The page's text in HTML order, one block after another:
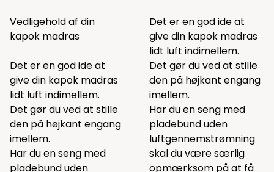
Vedligehold af din
kapok madras
Det er en god ide at
give din kapok madras
lidt luft indimellem.
Det gør du ved at stille
den på højkant engang
imellem.
Har du en seng med
pladebund uden
Det er en god ide at
give din kapok madras
lidt luft indimellem.
Det gør du ved at stille
den på højkant engang
imellem.
Har du en seng med
pladebund uden
luftgennemstrømning
skal du være særlig
opmærksom på at få